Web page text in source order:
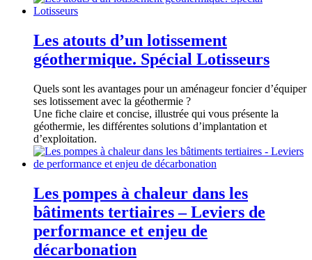
Les atouts d’un lotissement
géothermique. Spécial Lotisseurs
Quels sont les avantages pour un aménageur foncier d’équiper
ses lotissement avec la géothermie ?
Une fiche claire et concise, illustrée qui vous présente la
géothermie, les différentes solutions d’implantation et
d’exploitation.
Les pompes à chaleur dans les
bâtiments tertiaires – Leviers de
performance et enjeu de
décarbonation